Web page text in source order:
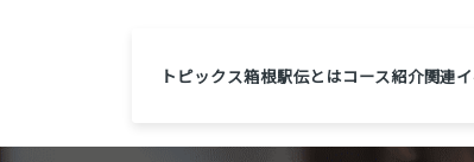
トピックス箱根駅伝とはコース紹介関連